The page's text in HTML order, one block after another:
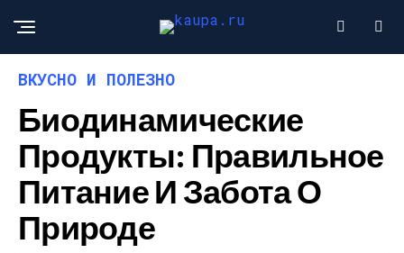
ВКУСНО И ПОЛЕЗНО
Биодинамические
Продукты: Правильное
Питание И Забота О
Природе